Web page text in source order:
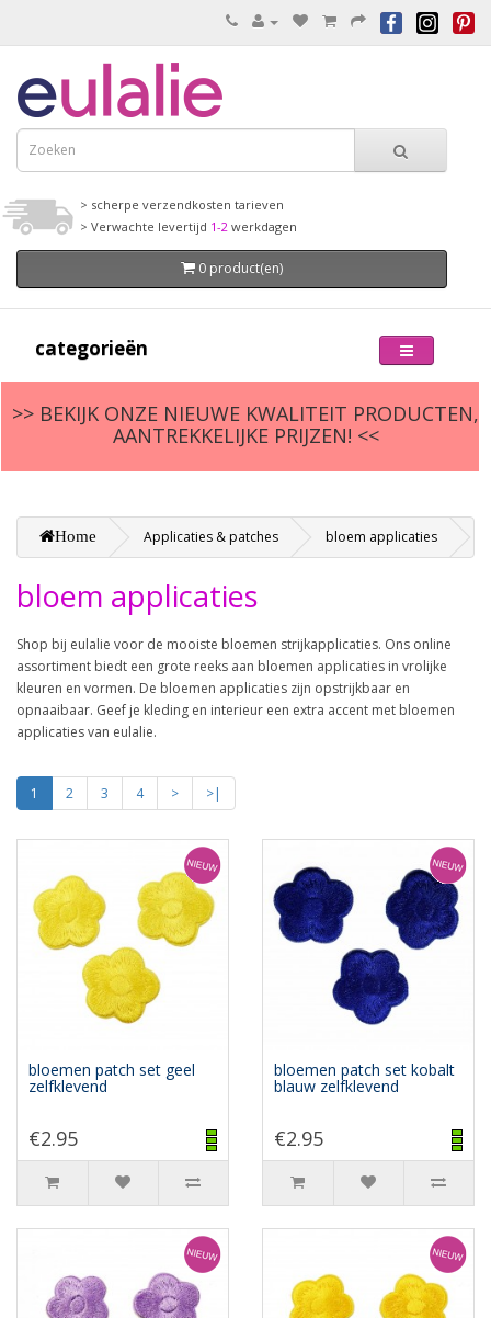
> scherpe verzendkosten tarieven
> Verwachte levertijd 1-2 werkdagen
0 product(en)
categorieën
>> BEKIJK ONZE NIEUWE KWALITEIT PRODUCTEN,
AANTREKKELIJKE PRIJZEN! <<
Home Applicaties & patches bloem applicaties
bloem applicaties
Shop bij eulalie voor de mooiste bloemen strijkapplicaties. Ons online
assortiment biedt een grote reeks aan bloemen applicaties in vrolijke
kleuren en vormen. De bloemen applicaties zijn opstrijkbaar en
opnaaibaar. Geef je kleding en interieur een extra accent met bloemen
applicaties van eulalie.
1 2 3 4 > >|
bloemen patch set geel
zelfklevend
€2.95
bloemen patch set kobalt
blauw zelfklevend
€2.95